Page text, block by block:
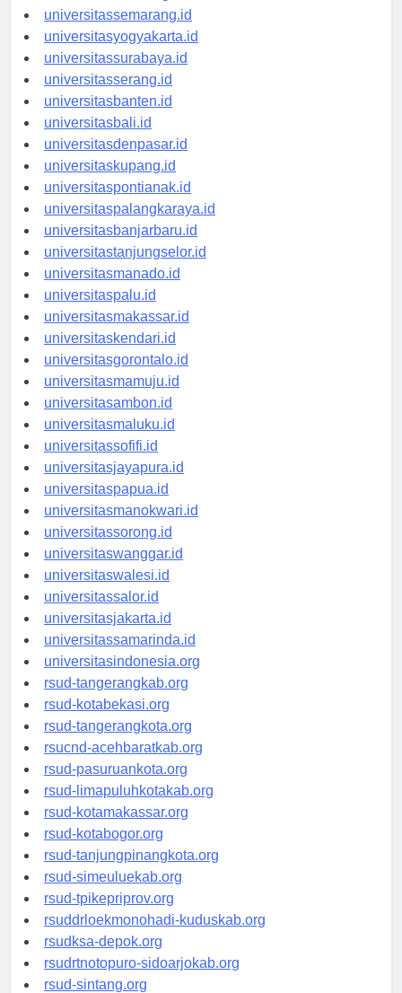
universitasbandung.id
universitassemarang.id
universitasyogyakarta.id
universitassurabaya.id
universitasserang.id
universitasbanten.id
universitasbali.id
universitasdenpasar.id
universitaskupang.id
universitaspontianak.id
universitaspalangkaraya.id
universitasbanjarbaru.id
universitastanjungselor.id
universitasmanado.id
universitaspalu.id
universitasmakassar.id
universitaskendari.id
universitasgorontalo.id
universitasmamuju.id
universitasambon.id
universitasmaluku.id
universitassofifi.id
universitasjayapura.id
universitaspapua.id
universitasmanokwari.id
universitassorong.id
universitaswanggar.id
universitaswalesi.id
universitassalor.id
universitasjakarta.id
universitassamarinda.id
universitasindonesia.org
rsud-tangerangkab.org
rsud-kotabekasi.org
rsud-tangerangkota.org
rsucnd-acehbaratkab.org
rsud-pasuruankota.org
rsud-limapuluhkotakab.org
rsud-kotamakassar.org
rsud-kotabogor.org
rsud-tanjungpinangkota.org
rsud-simeuluekab.org
rsud-tpikepriprov.org
rsuddrloekmonohadi-kuduskab.org
rsudksa-depok.org
rsudrtnotopuro-sidoarjokab.org